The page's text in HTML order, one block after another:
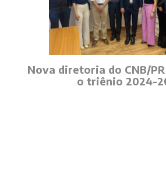
Nova diretoria do CNB/
o triênio 2024-